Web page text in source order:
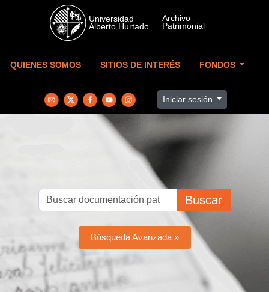
Skip to main content
QUIENES SOMOS SITIOS DE INTERÉS FONDOS
Iniciar sesión
Buscar
Búsqueda Avanzada »